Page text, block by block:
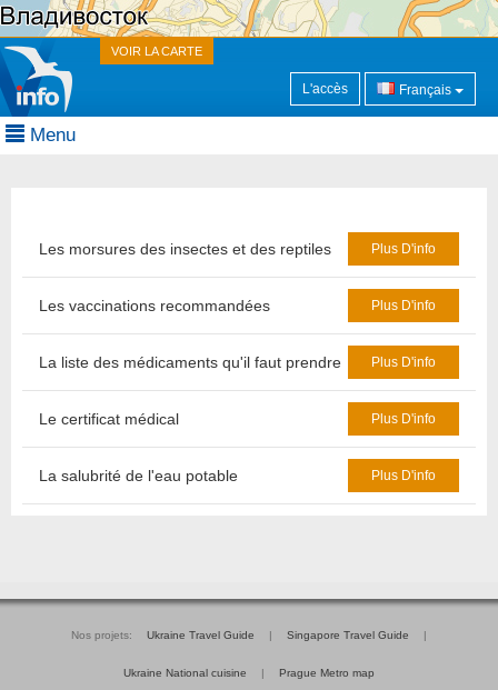
VOIR LA CARTE
L'accès Français
Menu
Plus D'info
Les morsures des insectes et des reptiles
Plus D'info
Les vaccinations recommandées
Plus D'info
La liste des médicaments qu'il faut prendre
Plus D'info
Le certificat médical
Plus D'info
La salubrité de l'eau potable
Nos projets: Ukraine Travel Guide | Singapore Travel Guide |
Ukraine National cuisine | Prague Metro map